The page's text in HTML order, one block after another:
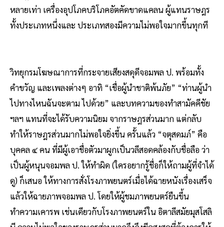
หลายเท่า เครื่องอุปโภคบริโภคอัตคัดขาดแคลน ผู้แทนราษฎร
ทั้งประเภทหนึ่งและ ประเภทสองมีความไม่พอใจมากขึ้นทุกที
วิทยุกรมโฆษณาการที่กระจายเสียงสดุดีจอมพล ป. พร้อมทั้ง
คำขวัญ และเพลงต่างๆ อาทิ “เชื่อผู้นำชาติพ้นภัย” “ท่านผู้นำ
ไปทางไหนฉันจะตาม ไปด้วย” และบทความของทำสามัคคีชัย
ฯลฯ แทนที่จะได้รับความนิยม จากราษฎรส่วนมาก แต่กลับ
ทำให้ราษฎรส่วนมากไม่พอใจยิ่งขึ้น ครั้นแล้ว “จตุสดมภ์” คือ
บุคคล ๔ คน ที่มีผู้เอาชื่อตัวมาผูกเป็นวลีสอดคล้องกับชื่อลือ ว่า
เป็นผู้หนุนจอมพล ป. ให้ทำผิด (ใครอยากรู้ชื่อก็ให้ถามผู้ที่จำได้
ดู) ก็เสนอ ให้ทางการสั่งโรงภาพยนตร์เมื่อได้ฉายหนังเรื่องเสร็จ
แล้วให้ฉายภาพจอมพล ป. โดยให้ผู้ชมภาพยนตร์ยืนขึ้น
ทำความเคารพ เช่นเดียวกับโรงภาพยนตร์ใน อิตาลีสมัยมุสโสลิ